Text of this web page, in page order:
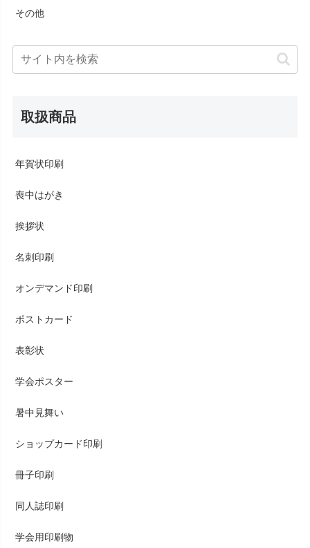
その他
取扱商品
年賀状印刷
喪中はがき
挨拶状
名刺印刷
オンデマンド印刷
ポストカード
表彰状
学会ポスター
暑中見舞い
ショップカード印刷
冊子印刷
同人誌印刷
学会用印刷物